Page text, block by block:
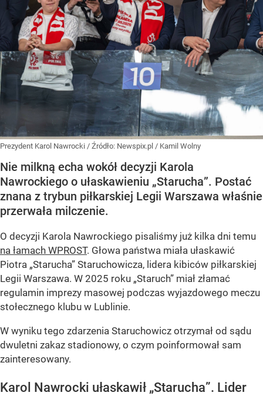
Prezydent Karol Nawrocki / Źródło: Newspix.pl / Kamil Wolny
Nie milkną echa wokół decyzji Karola
Nawrockiego o ułaskawieniu „Starucha”. Postać
znana z trybun piłkarskiej Legii Warszawa właśnie
przerwała milczenie.
O decyzji Karola Nawrockiego pisaliśmy już kilka dni temu
na łamach WPROST. Głowa państwa miała ułaskawić
Piotra „Starucha” Staruchowicza, lidera kibiców piłkarskiej
Legii Warszawa. W 2025 roku „Staruch” miał złamać
regulamin imprezy masowej podczas wyjazdowego meczu
stołecznego klubu w Lublinie.
W wyniku tego zdarzenia Staruchowicz otrzymał od sądu
dwuletni zakaz stadionowy, o czym poinformował sam
zainteresowany.
Karol Nawrocki ułaskawił „Starucha”. Lider